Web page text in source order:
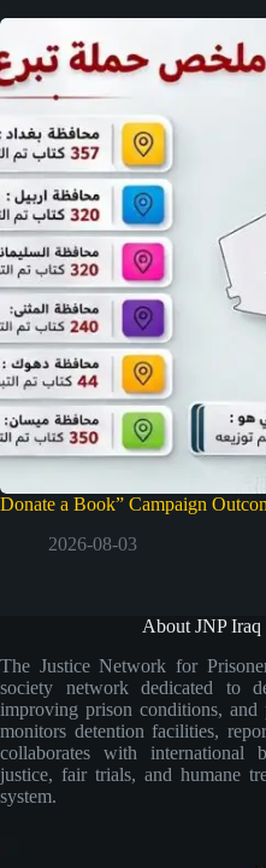
Donate a Book” Campaign
2026-08-03
About JNP
The Justice Network for
society network dedicated to
improving prison conditions,
monitors detention facilities,
collaborates with international
justice, fair trials, and humane
system.